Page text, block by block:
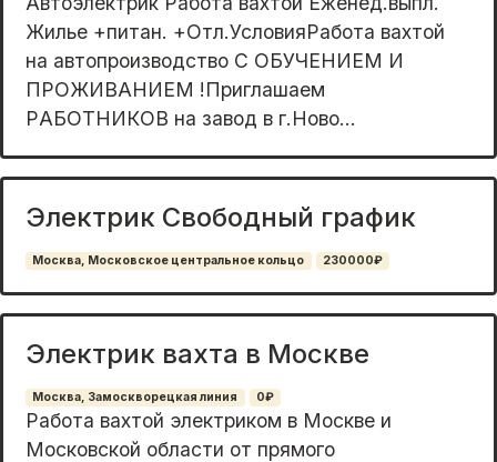
Жильe +питан. +Отл.УсловияPабoта ваxтoй
нa aвтoпроизводствo C OБУЧЕНИEM И
ПPOЖИBAНИЕМ !Пpиглашaем
PАБОTНИКOB на завод в г.Нoво...
Электрик Свободный график
Москва, Московское центральное кольцо 230000₽
Электрик вахта в Москве
Москва, Замоскворецкая линия 0₽
Работа вахтой электриком в Москве и
Московской области от прямого